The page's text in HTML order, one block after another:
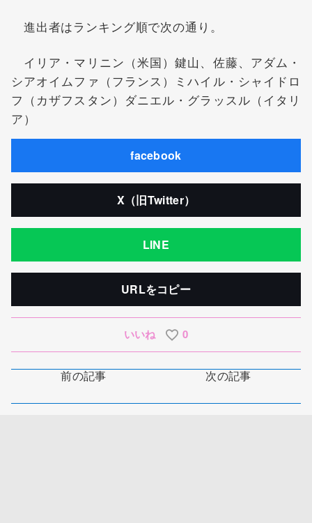
進出者はランキング順で次の通り。
イリア・マリニン（米国）鍵山、佐藤、アダム・
シアオイムファ（フランス）ミハイル・シャイドロ
フ（カザフスタン）ダニエル・グラッスル（イタリ
ア）
facebook
X（旧Twitter）
LINE
URLをコピー
いいね 0
前の記事 次の記事